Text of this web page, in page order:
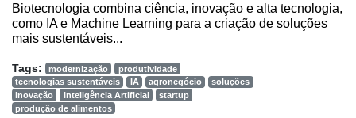
Biotecnologia combina ciência, inovação e alta tecnologia,
como IA e Machine Learning para a criação de soluções
mais sustentáveis...
Tags: modernização
produtividade
tecnologias sustentáveis
IA agronegócio
soluções
inovação
Inteligência Artificial
startup
produção de alimentos